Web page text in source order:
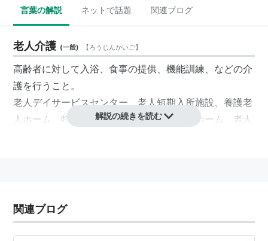
言葉の解説 ネットで話題 関連ブログ
老人介護 (一般) 【ろうじんかいご】
高齢者に対して入浴、食事の提供、機能訓練、などの介
護を行うこと。
老人デイサービスセンター、老人短期入所施設、養護老
人ホーム、特別養護老人ホーム、軽費老人ホーム、老人
解説の続きを読む
関連ブログ